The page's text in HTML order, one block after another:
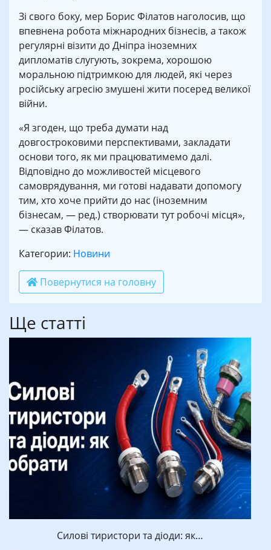
Зі свого боку, мер Борис Філатов наголосив, що
впевнена робота міжнародних бізнесів, а також
регулярні візити до Дніпра іноземних
дипломатів слугують, зокрема, хорошою
моральною підтримкою для людей, які через
російську агресію змушені жити посеред великої
війни.
«Я згоден, що треба думати над
довгостроковими перспективами, закладати
основи того, як ми працюватимемо далі.
Відповідно до можливостей місцевого
самоврядування, ми готові надавати допомогу
тим, хто хоче прийти до нас (іноземним
бізнесам, — ред.) створювати тут робочі місця»,
— сказав Філатов.
Категории: Новини
Повернутися на головну
Ще статті
Силові тиристори та діоди: як…